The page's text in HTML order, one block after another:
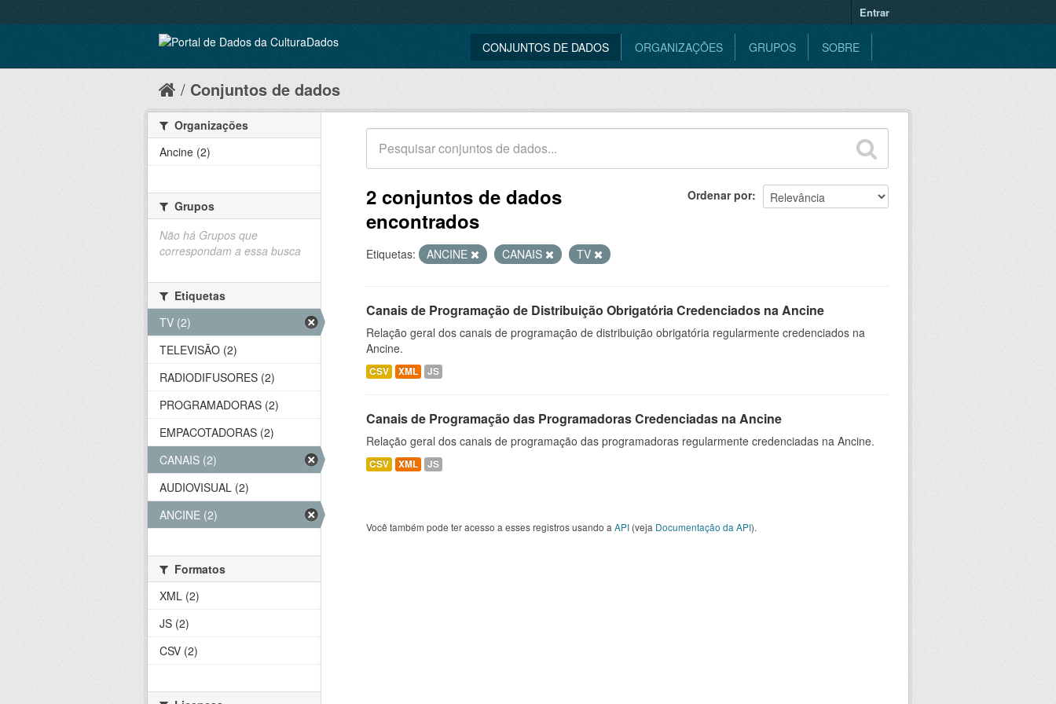
Entrar
CONJUNTOS DE DADOS ORGANIZAÇÕES GRUPOS SOBRE
Conjuntos de dados
Ordenar por
2 conjuntos de dados
encontrados
Etiquetas: ANCINE CANAIS TV
Canais de Programação de Distribuição Obrigatória Credenciados na Ancine
Relação geral dos canais de programação de distribuição obrigatória regularmente credenciados na
Ancine.
CSV XML JS
Canais de Programação das Programadoras Credenciadas na Ancine
Relação geral dos canais de programação das programadoras regularmente credenciadas na Ancine.
CSV XML JS
Você também pode ter acesso a esses registros usando a API (veja Documentação da API).
Organizações
Ancine (2)
Grupos
Não há Grupos que
correspondam a essa busca
Etiquetas
TV (2)
TELEVISÃO (2)
RADIODIFUSORES (2)
PROGRAMADORAS (2)
EMPACOTADORAS (2)
CANAIS (2)
AUDIOVISUAL (2)
ANCINE (2)
Formatos
XML (2)
JS (2)
CSV (2)